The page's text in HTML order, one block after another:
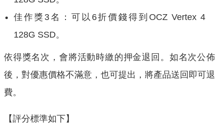
佳作獎3名：可以6折價錢得到OCZ Vertex 4
128G SSD。
依得獎名次，會將活動時繳的押金退回。如名次公佈
後，對優惠價格不滿意，也可提出，將產品送回即可退
費。
【評分標準如下】